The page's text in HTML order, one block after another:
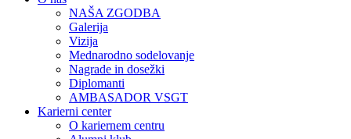
NAŠA ZGODBA
Galerija
Vizija
Mednarodno sodelovanje
Nagrade in dosežki
Diplomanti
AMBASADOR VSGT
Karierni center
O kariernem centru